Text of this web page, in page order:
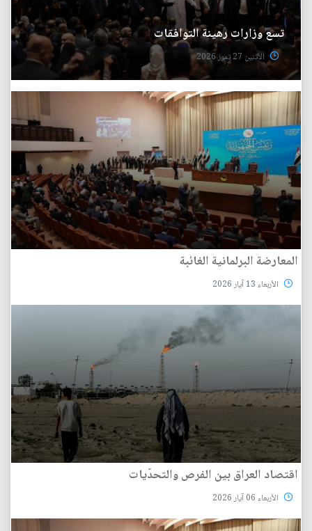
تسع وزارات رهينة التوافقات
الأثنين 27 تموز 2026
المعارضة البرلمانية الغائبة
الأربعاء 13 آيار 2026
اقتصاد العراق بين الفرص والتحدّيات
الأربعاء 06 آيار 2026